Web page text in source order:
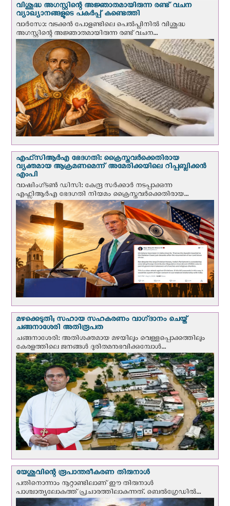
വിശുദ്ധ അഗസ്റ്റിന്റെ അജ്ഞാതമായിരുന്ന രണ്ട് വചന
വ്യാഖ്യാനങ്ങളുടെ പകര്‍പ്പ് കണ്ടെത്തി
വാര്‍സോ: വടക്കൻ പോളണ്ടിലെ പെൽപ്ലിനില്‍ വിശുദ്ധ
അഗസ്റ്റിന്റെ അജ്ഞാതമായിരുന്ന രണ്ട് വചന...
എഫ്‌സി‌ആര്‍‌എ ഭേദഗതി: ക്രൈസ്തവർക്കെതിരായ
വ്യക്തമായ ആക്രമണമെന്ന് അമേരിക്കയിലെ റിപ്പബ്ലിക്കൻ
എംപി
വാഷിംഗ്ടണ്‍ ഡി‌സി: കേന്ദ്ര സർക്കാർ നടപ്പാക്കുന്ന
എഫ്സിആർഎ ഭേദഗതി നിയമം ക്രൈസ്തവർക്കെതിരായ...
മഴക്കെടുതി; സഹായ സഹകരണം വാഗ്‌ദാനം ചെയ്ത്
ചങ്ങനാശേരി അതിരൂപത
ചങ്ങനാശേരി: അതിശക്തമായ മഴയിലും വെള്ളപ്പൊക്കത്തിലും
കേരളത്തിലെ ജനങ്ങൾ ദുരിതമനുഭവിക്കുമ്പോൾ...
യേശുവിന്റെ രൂപാന്തരീകരണ തിരുനാള്‍
പതിനൊന്നാം നൂറ്റാണ്ടിലാണ് ഈ തിരുനാള്‍
പാശ്ചാത്യലോകത്ത് പ്രചാരത്തിലാകുന്നത്. ബെല്‍ഗ്രേഡില്‍...